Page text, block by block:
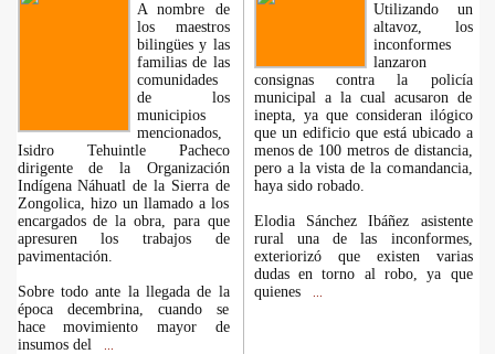
A nombre de
los maestros
bilingües y las
familias de las
comunidades
de los
municipios
mencionados,
Isidro Tehuintle Pacheco
dirigente de la Organización
Indígena Náhuatl de la Sierra de
Zongolica, hizo un llamado a los
encargados de la obra, para que
apresuren los trabajos de
pavimentación.
Sobre todo ante la llegada de la
época decembrina, cuando se
hace movimiento mayor de
insumos del
Utilizando un
altavoz, los
inconformes
lanzaron
consignas contra la policía
municipal a la cual acusaron de
inepta, ya que consideran ilógico
que un edificio que está ubicado a
menos de 100 metros de distancia,
pero a la vista de la comandancia,
haya sido robado.
Elodia Sánchez Ibáñez asistente
rural una de las inconformes,
exteriorizó que existen varias
dudas en torno al robo, ya que
quienes